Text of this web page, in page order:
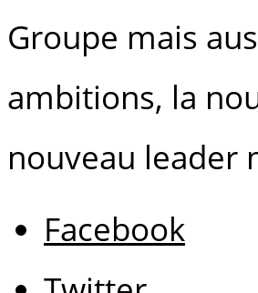
Groupe mais
ambitions, la
nouveau leader
Facebook